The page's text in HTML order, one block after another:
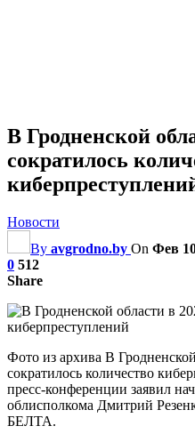
В Гродненской
сократилось
Новости
By avgrodno.by On Фев
0 512
Share
Фото из архива В
сократилось количество
пресс-конференции заявил
облисполкома Дмитрий
БЕЛТА.